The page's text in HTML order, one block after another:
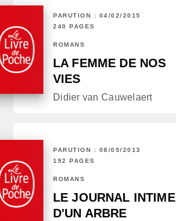
PARUTION : 04/02/2015
240 PAGES
ROMANS
LA FEMME DE NOS
VIES
Didier van Cauwelaert
PARUTION : 08/05/2013
192 PAGES
ROMANS
LE JOURNAL INTIME
D'UN ARBRE